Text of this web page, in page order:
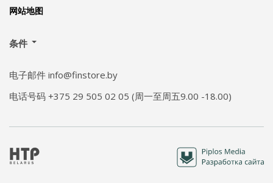
网站地图
条件
电子邮件 info@finstore.by
电话号码 +375 29 505 02 05 (周一至周五9.00 -18.00)